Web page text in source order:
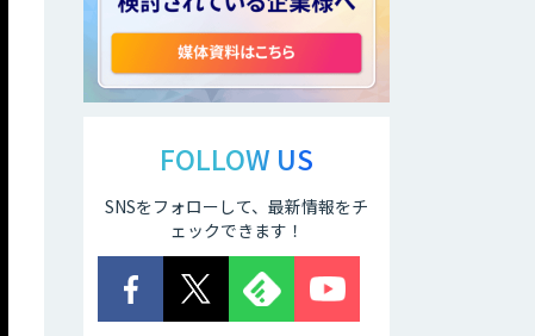
Dify開発支援
貴社専用ナレッジ
埋もれた知見を再
利用可能なデータ
資産に整備
「KIBIT Libria」
ふれあいコンシェ
FOLLOW US
SNSをフォローして、最新情報をチ
ェックできます！